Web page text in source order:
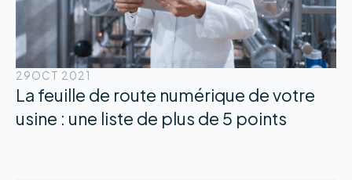
29OCT 2021
La feuille de route numérique de votre
usine : une liste de plus de 5 points